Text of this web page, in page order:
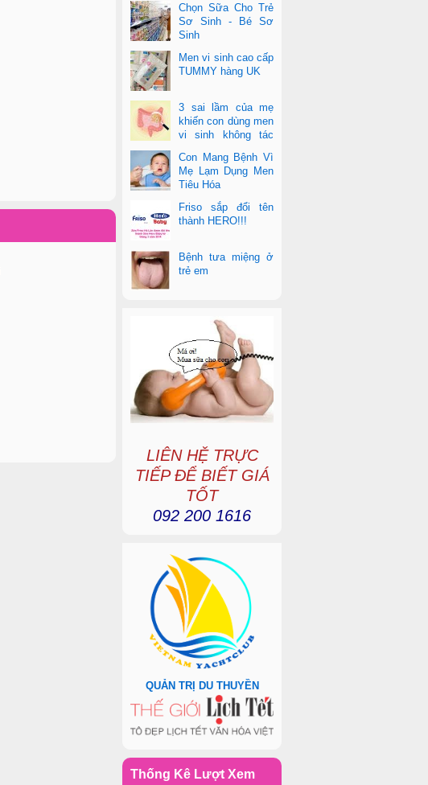
Chọn Sữa Cho Trẻ
Sơ Sinh - Bé Sơ
Sinh
Men vi sinh cao cấp
TUMMY hàng UK
3 sai lầm của mẹ
khiến con dùng men
vi sinh không tác
Con Mang Bệnh Vì
Mẹ Lạm Dụng Men
Tiêu Hóa
Friso sắp đổi tên
thành HERO!!!
Bệnh tưa miệng ở
trẻ em
LIÊN HỆ TRỰC
TIẾP ĐỂ BIẾT GIÁ
TỐT
092 200 1616
QUẢN TRỊ DU THUYỀN
Thống Kê Lượt Xem